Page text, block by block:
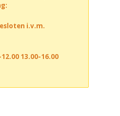
i.v.m.
13.00-16.00